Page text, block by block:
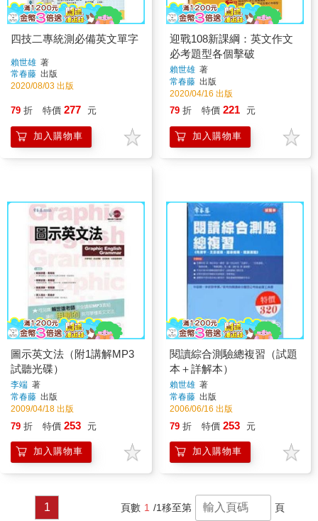
四技二專統測必備英文單字
賴世雄 著
常春藤 出版
2020/08/03 出版
79 折 特價 277 元
加入購物車
迎戰108新課綱：英文作文
必考題型各個擊破
賴世雄 著
常春藤 出版
2020/04/16 出版
79 折 特價 221 元
加入購物車
圖示英文法（附1講解MP3
試聽光碟）
李端 著
常春藤 出版
2009/04/18 出版
79 折 特價 253 元
加入購物車
閱讀綜合測驗總複習（試題
本＋詳解本）
賴世雄 著
常春藤 出版
2006/06/16 出版
79 折 特價 253 元
加入購物車
1 頁數 1 /1移至第 頁